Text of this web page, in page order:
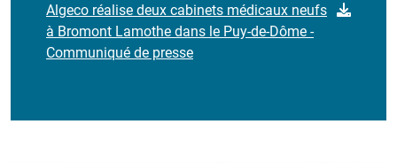
Algeco réalise deux cabinets médicaux neufs
à Bromont Lamothe dans le Puy-de-Dôme -
Communiqué de presse